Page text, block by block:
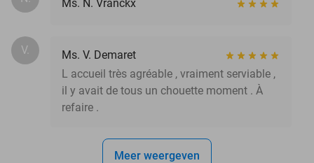
Ms. N. Vranckx
V.
Ms. V. Demaret
L accueil très agréable , vraiment serviable ,
il y avait de tous un chouette moment . À
refaire .
Meer weergeven